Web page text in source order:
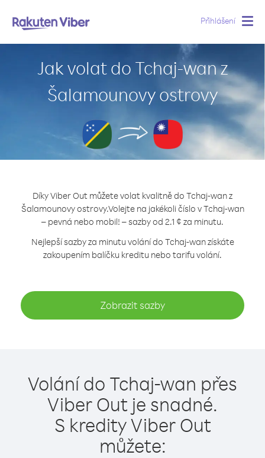
Přihlášení
Jak volat do Tchaj-wan z
Šalamounovy ostrovy
Díky Viber Out můžete volat kvalitně do Tchaj-wan z
Šalamounovy ostrovy.Volejte na jakékoli číslo v Tchaj-wan
– pevná nebo mobil! – sazby od 2.1 ¢ za minutu.
Nejlepší sazby za minutu volání do Tchaj-wan získáte
zakoupením balíčku kreditu nebo tarifu volání.
Zobrazit sazby
Volání do Tchaj-wan přes
Viber Out je snadné.
S kredity Viber Out
můžete: